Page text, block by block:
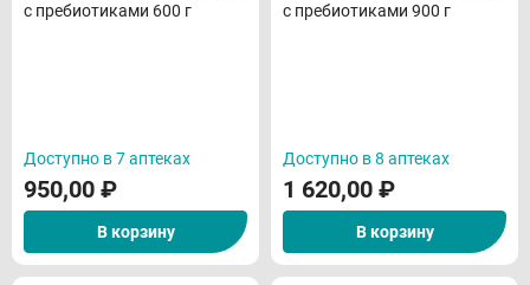
с пребиотиками 600 г
Доступно в 7 аптеках
950,00 ₽
В корзину
с пребиотиками 900 г
Доступно в 8 аптеках
1 620,00 ₽
В корзину